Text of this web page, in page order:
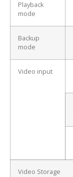
Playback
mode
Backup
mode
Video input
Video Storage